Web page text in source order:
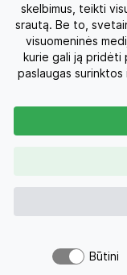
Kelionės po Lietuvą
Apie mus
Privatumo politika
Kontaktai
skelbimus, teikti
srautą. Be to,
visuomeninės
kurie gali ją
paslaugas
Būtini